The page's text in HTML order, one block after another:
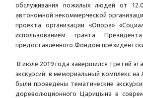
обслуживания пожилых людей от
автономной некоммерческой
проекта организации «Опора»
использованием гранта
предоставленного Фондом
В июле 2019 года завершился третий
экскурсий: в мемориальный комплекс
были проведены тематические
дореволюционного Царицына в